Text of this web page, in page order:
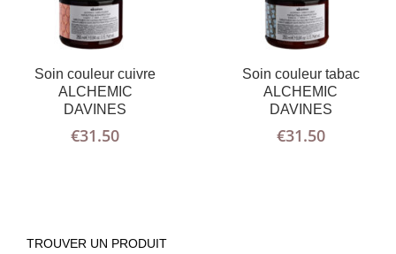
Soin couleur cuivre
ALCHEMIC
DAVINES
€31.50
Soin couleur tabac
ALCHEMIC
DAVINES
€31.50
TROUVER UN PRODUIT